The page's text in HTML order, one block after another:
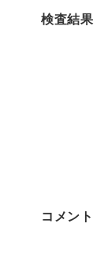
検査結果
コメント